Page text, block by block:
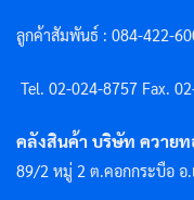
ลูกค้าสัมพันธ์ : 084-422-
Tel. 02-024-8757 Fax.
คลังสินค้า บริษัท ควายท
89/2 หมู่ 2 ต.คอกกระบือ อ.